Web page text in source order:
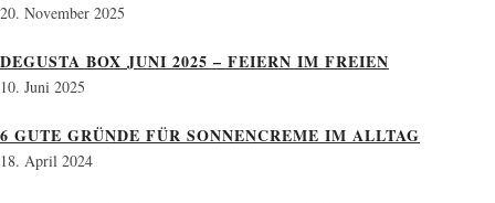
20. November 2025
DEGUSTA BOX JUNI 2025 – FEIERN IM FREIEN
10. Juni 2025
6 GUTE GRÜNDE FÜR SONNENCREME IM ALLTAG
18. April 2024